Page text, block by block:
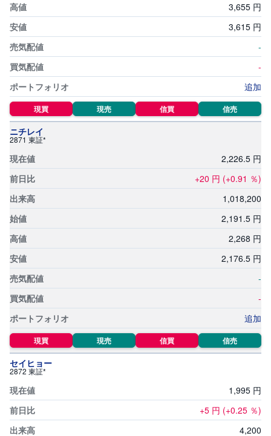
S
BI
ラ
ッ
プ
ボ
ア
(
R
O
B
P
R
O
)
i
D
e
C
o
3,655 円
3,615 円
-
-
追加
現買 現売 信買 信売
ニチレイ
2871 東証*
2,226.5 円
+20 円 (+0.91 ％)
1,018,200
2,191.5 円
2,268 円
2,176.5 円
-
-
追加
現買 現売 信買 信売
セイヒョー
2872 東証*
1,995 円
+5 円 (+0.25 ％)
4,200